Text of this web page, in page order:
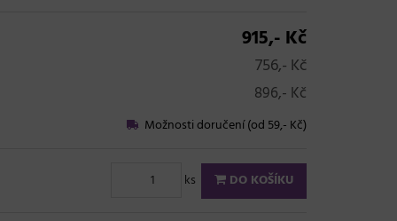
915,- Kč
756,- Kč
896,- Kč
Možnosti doručení (od 59,- Kč)
ks DO KOŠÍKU